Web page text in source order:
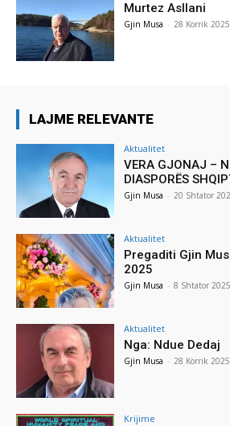
Murtez Asllani
Gjin Musa - 28 Korrik 2025
LAJME RELEVANTE
Aktualitet
VERA GJONAJ –
DIASPORËS
Gjin Musa - 20 Shtator
Aktualitet
Pregaditi Gjin
2025
Gjin Musa - 8 Shtator 2025
Aktualitet
Nga: Ndue Dedaj
Gjin Musa - 28 Korrik 2025
Krijime